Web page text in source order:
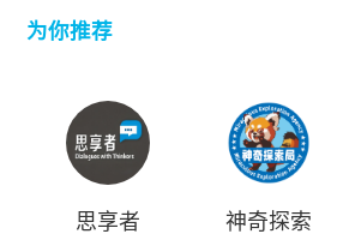
为你推荐
思享者
神奇探索